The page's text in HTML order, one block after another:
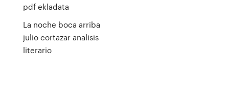
pdf ekladata
La noche boca arriba
julio cortazar analisis
literario